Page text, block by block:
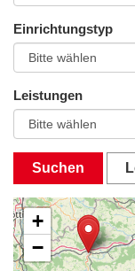
Einrichtungstyp
Leistungen
Suchen
+
−